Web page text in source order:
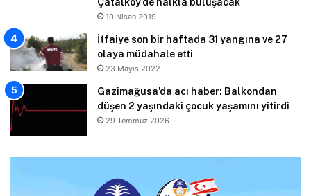
10 Nisan 2019
İtfaiye son bir haftada 31 yangına ve 27
olaya müdahale etti
23 Mayıs 2022
Gazimağusa’da acı haber: Balkondan
düşen 2 yaşındaki çocuk yaşamını yitirdi
29 Temmuz 2026